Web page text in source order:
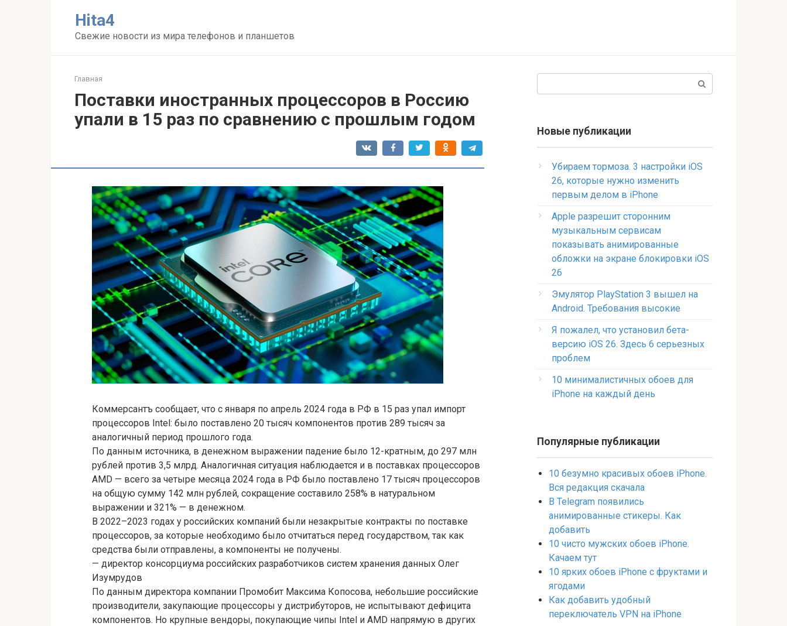
Нita4
Свежие новости из мира телефонов и планшетов
Главная
Поставки иностранных процессоров в Россию
упали в 15 раз по сравнению с прошлым годом
Коммерсантъ сообщает, что с января по апрель 2024 года в РФ в 15 раз упал импорт
процессоров Intel: было поставлено 20 тысяч компонентов против 289 тысяч за
аналогичный период прошлого года.
По данным источника, в денежном выражении падение было 12-кратным, до 297 млн
рублей против 3,5 млрд. Аналогичная ситуация наблюдается и в поставках процессоров
AMD — всего за четыре месяца 2024 года в РФ было поставлено 17 тысяч процессоров
на общую сумму 142 млн рублей, сокращение составило 258% в натуральном
выражении и 321% — в денежном.
В 2022–2023 годах у российских компаний были незакрытые контракты по поставке
процессоров, за которые необходимо было отчитаться перед государством, так как
средства были отправлены, а компоненты не получены.
— директор консорциума российских разработчиков систем хранения данных Олег
Изумрудов
По данным директора компании Промобит Максима Копосова, небольшие российские
производители, закупающие процессоры у дистрибуторов, не испытывают дефицита
компонентов. Но крупные вендоры, покупающие чипы Intel и AMD напрямую в других
Новые публикации
Убираем тормоза. 3 настройки iOS
26, которые нужно изменить
первым делом в iPhone
Apple разрешит сторонним
музыкальным сервисам
показывать анимированные
обложки на экране блокировки iOS
26
Эмулятор PlayStation 3 вышел на
Android. Требования высокие
Я пожалел, что установил бета-
версию iOS 26. Здесь 6 серьезных
проблем
10 минималистичных обоев для
iPhone на каждый день
Популярные публикации
10 безумно красивых обоев iPhone.
Вся редакция скачала
В Telegram появились
анимированные стикеры. Как
добавить
10 чисто мужских обоев iPhone.
Качаем тут
10 ярких обоев iPhone с фруктами и
ягодами
Как добавить удобный
переключатель VPN на iPhone